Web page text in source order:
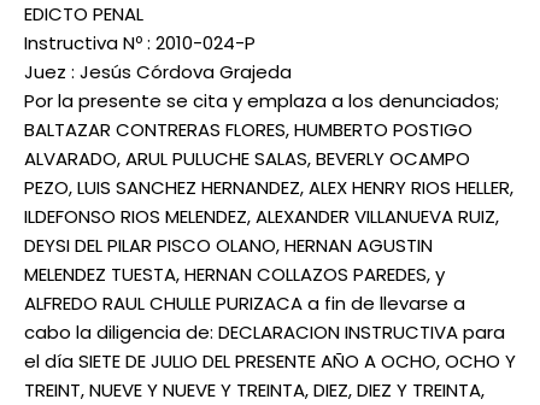
EDICTO PENAL
Instructiva Nº : 2010-024-P
Juez : Jesús Córdova Grajeda
Por la presente se cita y emplaza a los denunciados;
BALTAZAR CONTRERAS FLORES, HUMBERTO POSTIGO
ALVARADO, ARUL PULUCHE SALAS, BEVERLY OCAMPO
PEZO, LUIS SANCHEZ HERNANDEZ, ALEX HENRY RIOS HELLER,
ILDEFONSO RIOS MELENDEZ, ALEXANDER VILLANUEVA RUIZ,
DEYSI DEL PILAR PISCO OLANO, HERNAN AGUSTIN
MELENDEZ TUESTA, HERNAN COLLAZOS PAREDES, y
ALFREDO RAUL CHULLE PURIZACA a fin de llevarse a
cabo la diligencia de: DECLARACION INSTRUCTIVA para
el día SIETE DE JULIO DEL PRESENTE AÑO A OCHO, OCHO Y
TREINT, NUEVE Y NUEVE Y TREINTA, DIEZ, DIEZ Y TREINTA,